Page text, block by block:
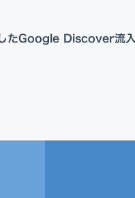
たGoogle Discover流